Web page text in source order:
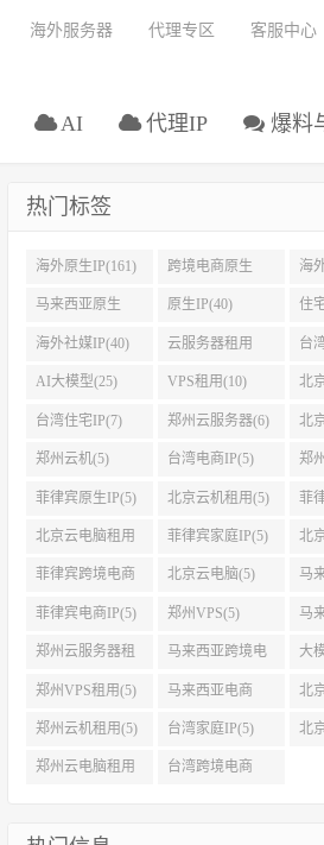
AI 代理IP 爆料
海外服务器 代理专区 客服中心
热门标签
海外原生IP(161) 跨境电商原生
IP(108)
海
马来西亚原生
IP(45)
原生IP(40) 住
海外社媒IP(40) 云服务器租用
(32)
台
AI大模型(25) VPS租用(10) 北
台湾住宅IP(7) 郑州云服务器(6) 北
郑州云机(5) 台湾电商IP(5) 郑
菲律宾原生IP(5) 北京云机租用(5) 菲
北京云电脑租用
(5)
菲律宾家庭IP(5) 北
菲律宾跨境电商
IP(5)
北京云电脑(5) 马
菲律宾电商IP(5) 郑州VPS(5) 马
郑州云服务器租
用(5)
马来西亚跨境电
商IP(5)
大
郑州VPS租用(5) 马来西亚电商
IP(5)
北
郑州云机租用(5) 台湾家庭IP(5) 北
郑州云电脑租用 台湾跨境电商